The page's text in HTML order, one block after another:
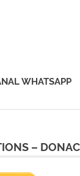
WHATSAPP
–